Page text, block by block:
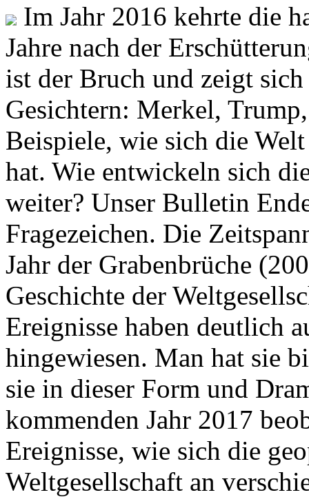
Im Jahr 2016 kehrte die
Jahre nach der
ist der Bruch und zeigt
Gesichtern: Merkel,
Beispiele, wie sich die
hat. Wie entwickeln sich
weiter? Unser Bulletin
Fragezeichen. Die
Jahr der Grabenbrüche
Geschichte der
Ereignisse haben deutlich
hingewiesen. Man hat sie
sie in dieser Form und
kommenden Jahr 2017
Ereignisse, wie sich die
Weltgesellschaft an